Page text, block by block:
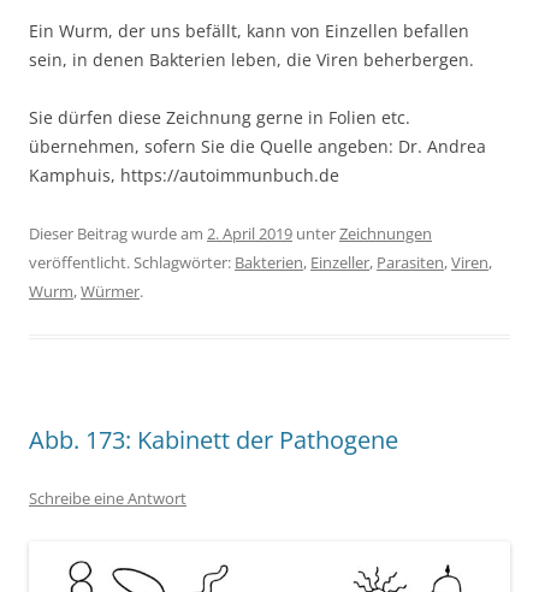
Ein Wurm, der uns befällt, kann von Einzellen befallen
sein, in denen Bakterien leben, die Viren beherbergen.
Sie dürfen diese Zeichnung gerne in Folien etc.
übernehmen, sofern Sie die Quelle angeben: Dr. Andrea
Kamphuis, https://autoimmunbuch.de
Dieser Beitrag wurde am 2. April 2019 unterZeichnungen
veröffentlicht. Schlagwörter: Bakterien, Einzeller, Parasiten,Viren,
Wurm,Würmer.
Abb. 173: Kabinett der Pathogene
Schreibe eine Antwort